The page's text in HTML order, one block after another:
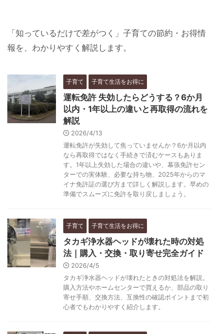
「知っているだけで差がつく」子育ての節約・お得情
報を、わかりやすく解説します。
子育て 子育て生活をお得に
運転免許 失効したらどうする？6か月
以内・1年以上の違いと再取得の流れを
解説
2026/4/13
運転免許が失効して焦っていませんか？6か月以内
なら再取得ではなく手続きで済むケースもありま
す。1年以上失効した場合の違いや、幕張免許セン
ターでの実体験、必要な持ち物、2025年からのマ
イナ免許証の選び方まで詳しく解説します。早めの
準備でスムーズに免許を取り戻しましょう。
子育て 子育て生活をお得に
タカギ浄水器ヘッドが壊れた時の対処
法｜購入・交換・取り寄せ完全ガイド
2026/4/5
タカギ浄水器ヘッドが壊れたときの対処法を解説。
購入方法やホームセンターで買えるか、部品の取り
寄せ手順、交換方法、互換性の確認ポイントまで初
心者でもわかりやすく紹介します。